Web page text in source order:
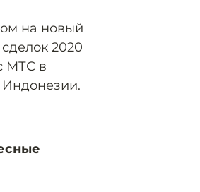
на новый
2020
МТС в
Индонезии.